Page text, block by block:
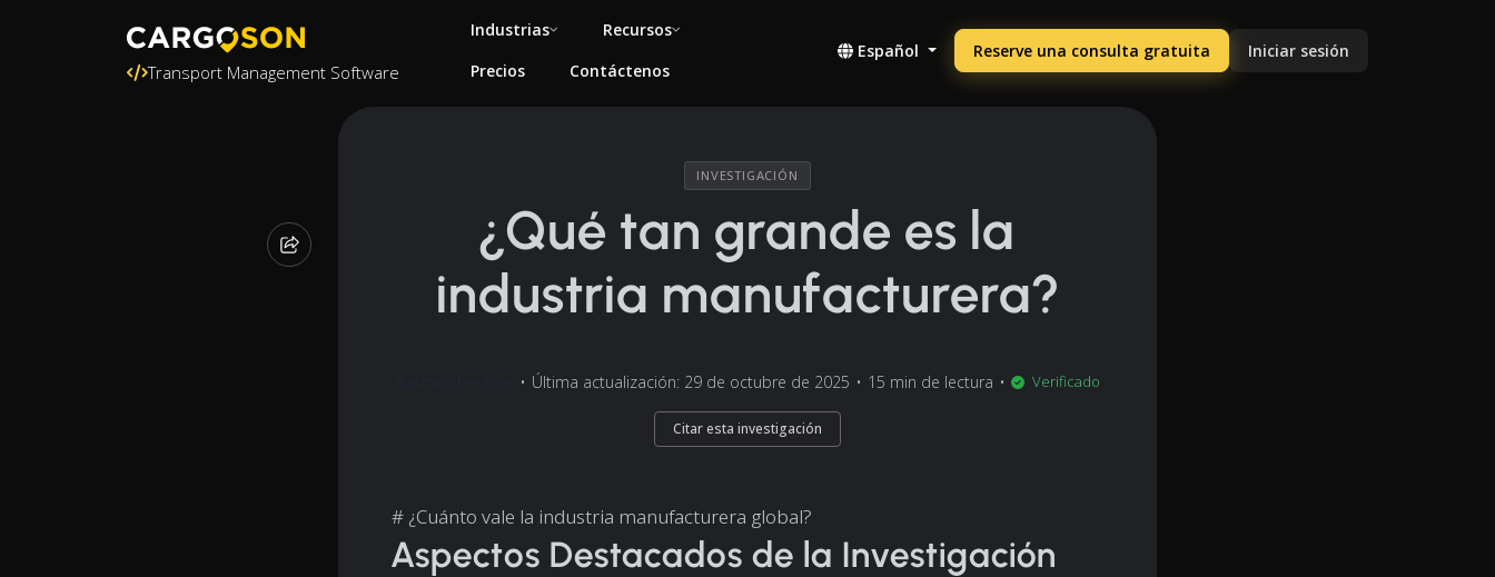
Transport Management Software
Industrias
Recursos
Precios
Contáctenos
Español Reserve una consulta gratuita Iniciar sesión
INVESTIGACIÓN
¿Qué tan grande es la
industria manufacturera?
• Última actualización: 29 de octubre de 2025 • 15 min de lectura • Verificado
Citar esta investigación
# ¿Cuánto vale la industria manufacturera global?
Aspectos Destacados de la Investigación